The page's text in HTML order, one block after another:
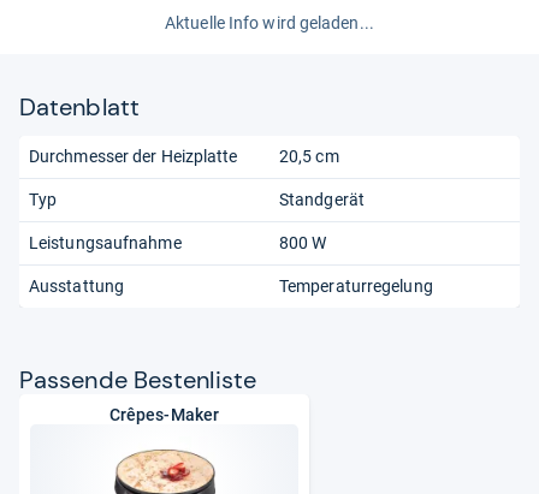
Aktuelle Info wird geladen...
Datenblatt
Durchmesser der Heizplatte 20,5 cm
Typ Standgerät
Leistungsaufnahme 800 W
Ausstattung Temperaturregelung
Pas­sende Bes­ten­liste
Crêpes-Maker